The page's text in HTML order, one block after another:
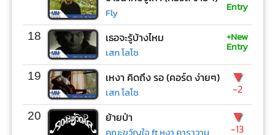
Fly Entry
18 เธอจะรู้บ้างไหม
เสก โลโซ
+New
Entry
19 เหงา คิดถึง รอ (คอร์ด ง่ายๆ)
เสก โลโซ
▼
-2
20 ย้ายป่า ▼
-13